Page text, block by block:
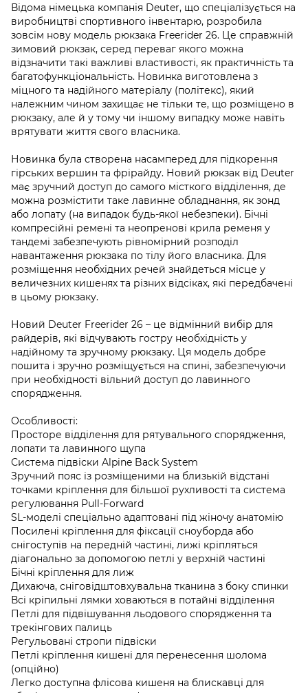
Відома німецька компанія Deuter, що спеціалізується на
виробництві спортивного інвентарю, розробила
зовсім нову модель рюкзака Freerider 26. Це справжній
зимовий рюкзак, серед переваг якого можна
відзначити такі важливі властивості, як практичність та
багатофункціональність. Новинка виготовлена з
міцного та надійного матеріалу (політекс), який
належним чином захищає не тільки те, що розміщено в
рюкзаку, але й у тому чи іншому випадку може навіть
врятувати життя свого власника.
Новинка була створена насамперед для підкорення
гірських вершин та фрірайду. Новий рюкзак від Deuter
має зручний доступ до самого місткого відділення, де
можна розмістити таке лавинне обладнання, як зонд
або лопату (на випадок будь-якої небезпеки). Бічні
компресійні ремені та неопренові крила ременя у
тандемі забезпечують рівномірний розподіл
навантаження рюкзака по тілу його власника. Для
розміщення необхідних речей знайдеться місце у
величезних кишенях та різних відсіках, які передбачені
в цьому рюкзаку.
Новий Deuter Freerider 26 – це відмінний вибір для
райдерів, які відчувають гостру необхідність у
надійному та зручному рюкзаку. Ця модель добре
пошита і зручно розміщується на спині, забезпечуючи
при необхідності вільний доступ до лавинного
спорядження.
Особливості:
Просторе відділення для рятувального спорядження,
лопати та лавинного щупа
Система підвіски Alpine Back System
Зручний пояс із розміщеними на близькій відстані
точками кріплення для більшої рухливості та система
регулювання Pull-Forward
SL-моделі спеціально адаптовані під жіночу анатомію
Посилені кріплення для фіксації сноуборда або
снігоступів на передній частині, лижі кріпляться
діагонально за допомогою петлі у верхній частині
Бічні кріплення для лиж
Дихаюча, сніговідштовхувальна тканина з боку спинки
Всі кріпильні лямки ховаються в потайні відділення
Петлі для підвішування льодового спорядження та
трекінгових палиць
Регульовані стропи підвіски
Петлі кріплення кишені для перенесення шолома
(опційно)
Легко доступна флісова кишеня на блискавці для